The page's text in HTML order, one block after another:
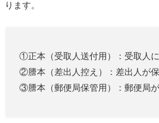
ります。
①正本（受取人送付用）：受取人に
②謄本（差出人控え）：差出人が保
③謄本（郵便局保管用）：郵便局が